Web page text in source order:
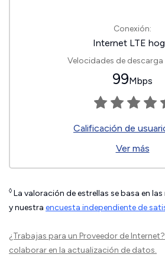
Conexión:
Internet LTE
Velocidades de descarga
99Mbps
Calificación de
Ver más
◊ La valoración de estrellas se basa en
y nuestra encuesta independiente de
¿Trabajas para un Proveedor de Internet?
colaborar en la actualización de datos.